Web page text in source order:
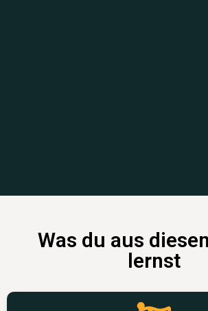
Was du aus
lernst